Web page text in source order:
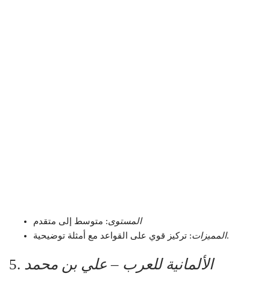
المستوى: متوسط إلى متقدم
المميزات: تركيز قوي على القواعد مع أمثلة توضيحية.
5. الألمانية للعرب – علي بن محمد